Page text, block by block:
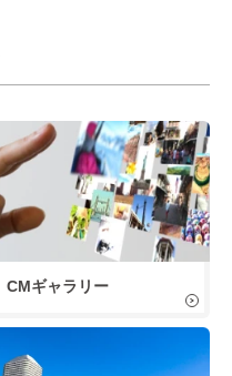
CMギャラリー